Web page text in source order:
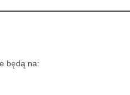
będą na: